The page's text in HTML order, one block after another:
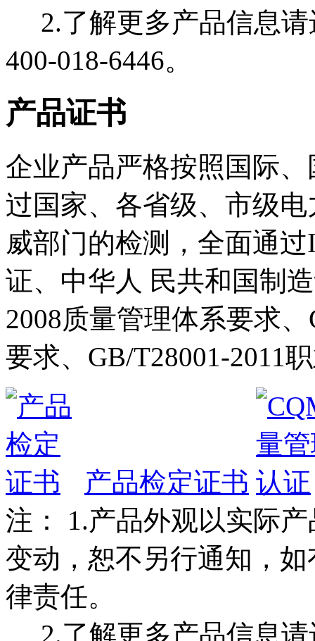
2.了解更多产品信息请
400-018-6446。
产品证书
企业产品严格按照国际
过国家、各省级、市级
威部门的检测，全面通
证、中华人 民共和国制
2008质量管理体系要求
要求、GB/T28001-2011
产品检定证书
注： 1.产品外观以实际
变动，恕不另行通知，
律责任。
2.了解更多产品信息请